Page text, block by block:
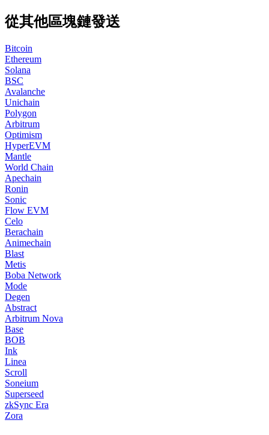
從其他區塊鏈發送
Bitcoin
Ethereum
Solana
BSC
Avalanche
Unichain
Polygon
Arbitrum
Optimism
HyperEVM
Mantle
World Chain
Apechain
Ronin
Sonic
Flow EVM
Celo
Berachain
Animechain
Blast
Metis
Boba Network
Mode
Degen
Abstract
Arbitrum Nova
Base
BOB
Ink
Linea
Scroll
Soneium
Superseed
zkSync Era
Zora